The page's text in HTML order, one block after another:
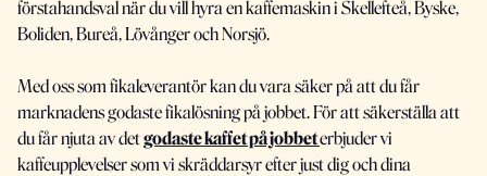
förstahandsval när du vill hyra en kaffemaskin i Skellefteå, Byske,
Boliden, Bureå, Lövånger och Norsjö.
Med oss som fikaleverantör kan du vara säker på att du får
marknadens godaste fikalösning på jobbet. För att säkerställa att
du får njuta av detgodaste kaffet på jobbeterbjuder vi
kaffeupplevelser som vi skräddarsyr efter just dig och dina